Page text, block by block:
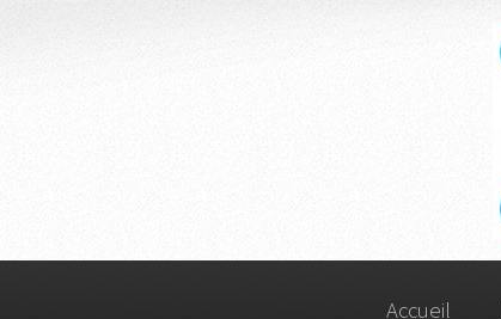
Accueil